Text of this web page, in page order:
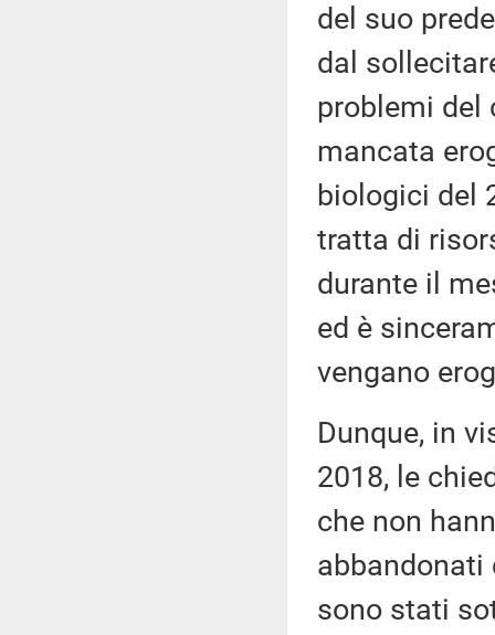
del suo
dal
problemi del
mancata
biologici del
tratta di
durante il
ed è
vengano
Dunque, in
2018, le
che non
abbandonati
sono stati